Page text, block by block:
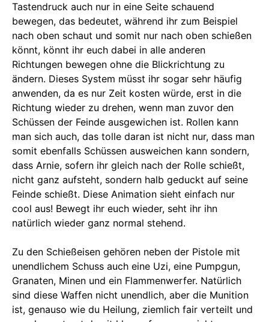
Tastendruck auch nur in eine Seite schauend
bewegen, das bedeutet, während ihr zum Beispiel
nach oben schaut und somit nur nach oben schießen
könnt, könnt ihr euch dabei in alle anderen
Richtungen bewegen ohne die Blickrichtung zu
ändern. Dieses System müsst ihr sogar sehr häufig
anwenden, da es nur Zeit kosten würde, erst in die
Richtung wieder zu drehen, wenn man zuvor den
Schüssen der Feinde ausgewichen ist. Rollen kann
man sich auch, das tolle daran ist nicht nur, dass man
somit ebenfalls Schüssen ausweichen kann sondern,
dass Arnie, sofern ihr gleich nach der Rolle schießt,
nicht ganz aufsteht, sondern halb geduckt auf seine
Feinde schießt. Diese Animation sieht einfach nur
cool aus! Bewegt ihr euch wieder, seht ihr ihn
natürlich wieder ganz normal stehend.
Zu den Schießeisen gehören neben der Pistole mit
unendlichem Schuss auch eine Uzi, eine Pumpgun,
Granaten, Minen und ein Flammenwerfer. Natürlich
sind diese Waffen nicht unendlich, aber die Munition
ist, genauso wie du Heilung, ziemlich fair verteilt und